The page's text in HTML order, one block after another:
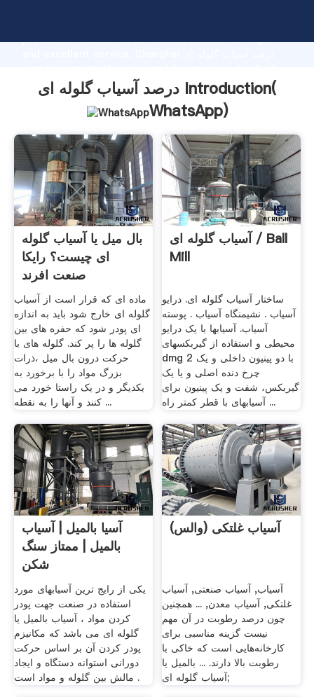
production capability, advanced research strength
customers.
درصد آسیاب گلوله ای Introduction(
WhatsApp)
بال میل یا آسیاب گلوله
ای چیست؟ رایکا
صنعت افرند
ماده ای که قرار است از آسیاب
گلوله ای خارج شود باید به اندازه
ای پودر شود که حفره های بین
گلوله ها را پر کند. گلوله های با
حرکت درون بال میل ،ذرات
بزرگ مواد را با برخورد به
یکدیگر و در یک راستا خورد می
کنند و آنها را به نقطه ...
آسیاب گلوله ای / Ball
Mill
ساختار آسیاب گلوله ای. درایو
آسیاب . نشیمنگاه آسیاب . پوسته
آسیاب. آسیابها با یک درایو
محیطی و استفاده از گیربکسهای
dmg 2 با دو پینیون داخلی و یک
چرخ دنده اصلی و یا یک
گیربکس، شفت و یک پینیون برای
آسیابهای با قطر کمتر راه ...
آسيا بالميل | آسیاب
بالميل | ممتاز سنگ
شکن
یکی از رايج ترین آسیابهای مورد
استفاده در صنعت جهت پودر
کردن مواد ، آسیاب بالمیل یا
گلوله ای می باشد که مکانیزم
پودر کردن آن بر اساس حرکت
دورانی استوانه دستگاه و ایجاد
مالش بین گلوله و مواد است .
آسیاب غلتکی (والس)
آسیاب, آسیاب صنعتی, آسیاب
غلتکی, آسیاب معدن, ... همچنین
چون درصد رطوبت در آن مهم
نیست گزینه مناسبی برای
کارخانه‌هایی است که خاکی با
رطوبت بالا دارند. ... بالمیل یا
آسیاب گلوله ای;